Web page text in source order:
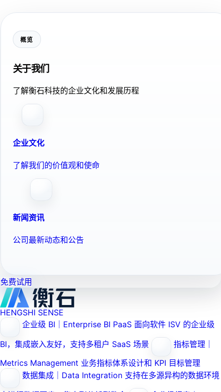
概览
关于我们
了解衡石科技的企业文化和发展历程
企业文化
了解我们的价值观和使命
新闻资讯
公司最新动态和公告
免费试用
HENGSHI SENSE
企业级 BI｜Enterprise BI PaaS 面向软件 ISV 的企业级
BI，集成嵌入友好，支持多租户 SaaS 场景
指标管理｜
Metrics Management 业务指标体系设计和 KPI 目标管理
数据集成｜Data Integration 支持在多源异构的数据环境